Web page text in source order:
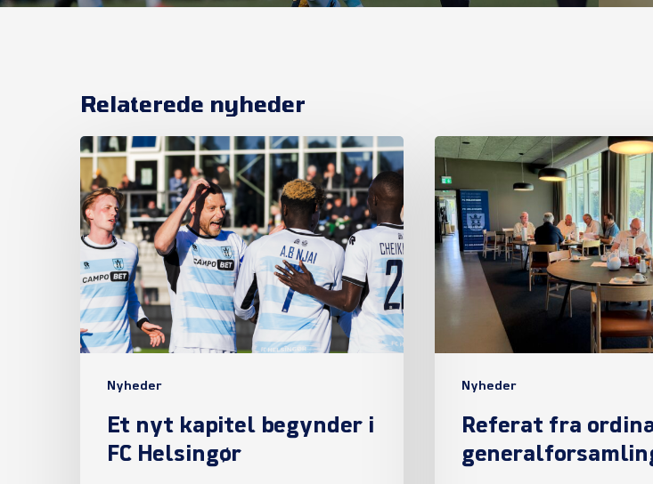
Relaterede nyheder
Nyheder
Et
nyt
kapitel
begynder
i
FC
Helsingør
Et nyt kapitel begynder i
FC Helsingør
Nyheder
Referat
fra
ordinær
generalforsamling
2026
Referat fra